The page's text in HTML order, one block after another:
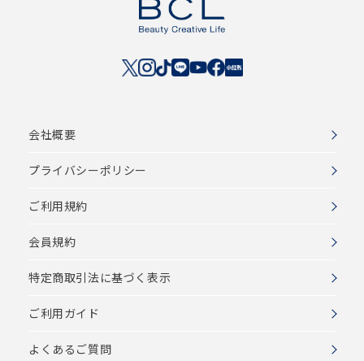
会社概要
プライバシーポリシー
ご利用規約
会員規約
特定商取引法に基づく表示
ご利用ガイド
よくあるご質問